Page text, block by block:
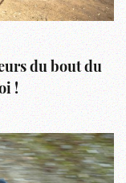
du bout du
!